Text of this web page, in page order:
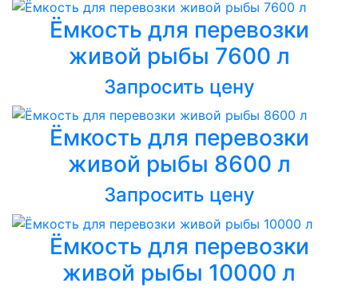
Ёмкость для перевозки
живой рыбы 7600 л
Запросить цену
Ёмкость для перевозки
живой рыбы 8600 л
Запросить цену
Ёмкость для перевозки
живой рыбы 10000 л